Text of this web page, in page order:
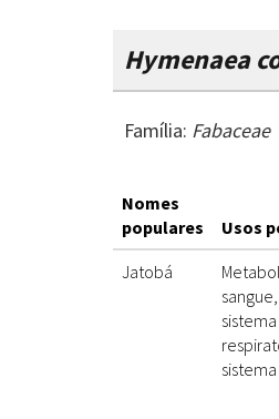
Hymenaea
Família: Fabaceae
Nomes
populares
Usos
Jatobá
sistema